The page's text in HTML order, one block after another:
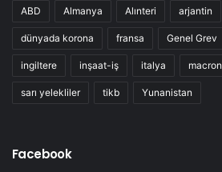
ABD Almanya Alınteri arjantin
dünyada korona fransa Genel Grev
ingiltere inşaat-iş italya macron
sarı yelekliler tikb Yunanistan
Facebook